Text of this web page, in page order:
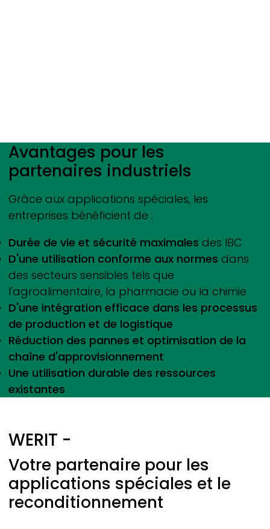
Avantages pour les
partenaires industriels
Grâce aux applications spéciales, les
entreprises bénéficient de :
Durée de vie et sécurité maximales des IBC
D'une utilisation conforme aux normes dans
des secteurs sensibles tels que
l'agroalimentaire, la pharmacie ou la chimie
D'une intégration efficace dans les processus
de production et de logistique
Réduction des pannes et optimisation de la
chaîne d'approvisionnement
Une utilisation durable des ressources
existantes
WERIT -
Votre partenaire pour les
applications spéciales et le
reconditionnement